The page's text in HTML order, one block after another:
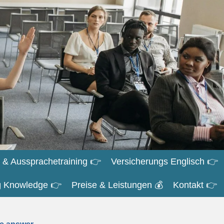
& Aussprachetraining 👉 Versicherungs Englisch 👉
Knowledge 👉 Preise & Leistungen 💰 Kontakt 👉